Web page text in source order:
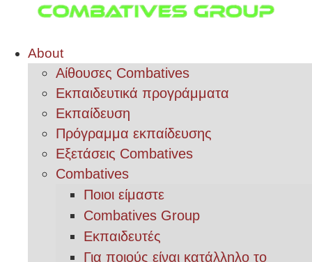
About
Αίθουσες Combatives
Εκπαιδευτικά προγράμματα
Εκπαίδευση
Πρόγραμμα εκπαίδευσης
Εξετάσεις Combatives
Combatives
Ποιοι είμαστε
Combatives Group
Εκπαιδευτές
Για ποιούς είναι κατάλληλο το